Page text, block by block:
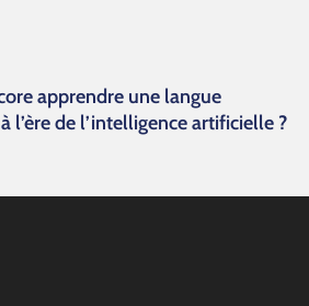
apprendre une langue
l’ère de l’intelligence artificielle ?